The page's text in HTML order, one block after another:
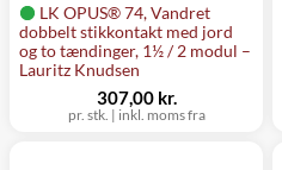
LK OPUS® 74, Vandret
dobbelt stikkontakt med jord
og to tændinger, 1½ / 2 modul –
Lauritz Knudsen
pr. stk. | inkl. moms fra
307,00 kr.